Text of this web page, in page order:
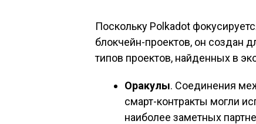
Поскольку Polkadot
блокчейн-проектов, он создан
типов проектов, найденных в
Оракулы. Соединения
смарт-контракты могли
наиболее заметных